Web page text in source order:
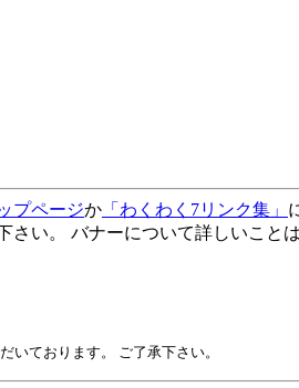
プページか 「わくわく7リンク集」
い。 バナーについて詳しいことは
ております。 ご了承下さい。